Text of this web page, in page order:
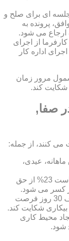
جلسه ای برای صلح و
پرونده به
می شود.
از اجرای
اداره کار
مرور زمان
شکایت کند.
صفا,
می کنند، از جمله:
عیدی،
: کارفرما موظف است 23% از حق
: کارگر اخراج شده ظرف 30 روز فرصت
بیکاری شکایت کند.
محیط کاری
شود.